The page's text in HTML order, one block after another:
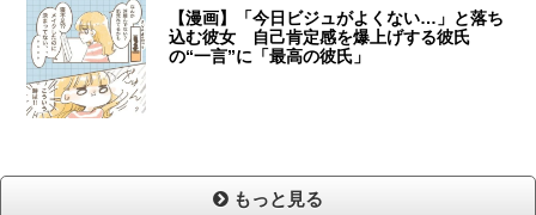
【漫画】「今日ビジュがよくない…」と落ち
込む彼女 自己肯定感を爆上げする彼氏
の“一言”に「最高の彼氏」
もっと見る